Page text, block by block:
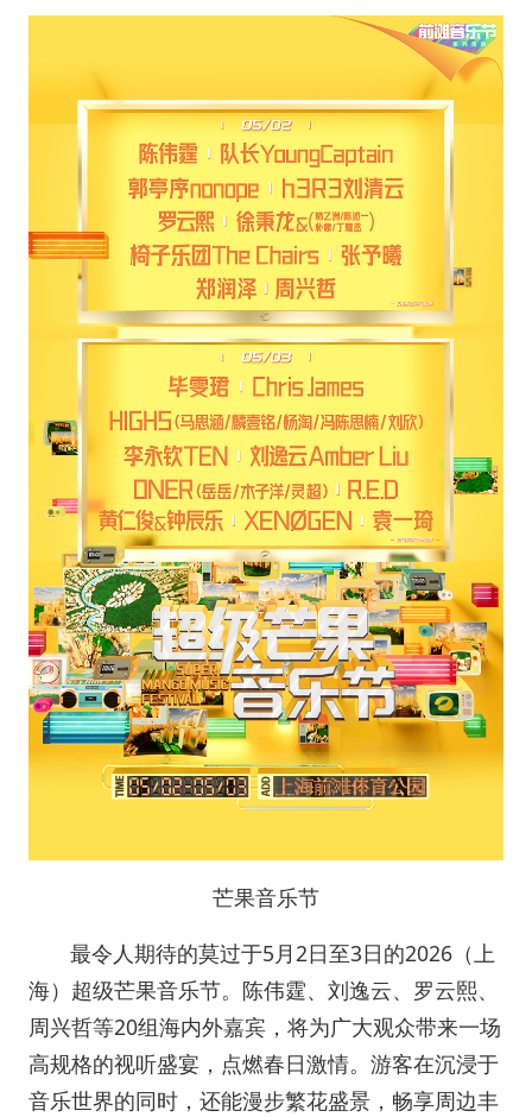
芒果音乐节
最令人期待的莫过于5月2日至3日的2026（上
海）超级芒果音乐节。陈伟霆、刘逸云、罗云熙、
周兴哲等20组海内外嘉宾，将为广大观众带来一场
高规格的视听盛宴，点燃春日激情。游客在沉浸于
音乐世界的同时，还能漫步繁花盛景，畅享周边丰